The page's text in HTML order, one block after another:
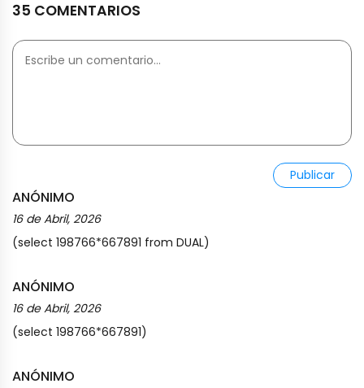
35 COMENTARIOS
Publicar
ANÓNIMO
16 de Abril, 2026
(select 198766*667891 from DUAL)
ANÓNIMO
16 de Abril, 2026
(select 198766*667891)
ANÓNIMO